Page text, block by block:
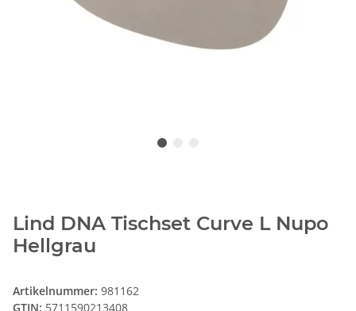
Lind DNA Tischset Curve L Nupo
Hellgrau
Artikelnummer: 981162
GTIN: 5711590213408